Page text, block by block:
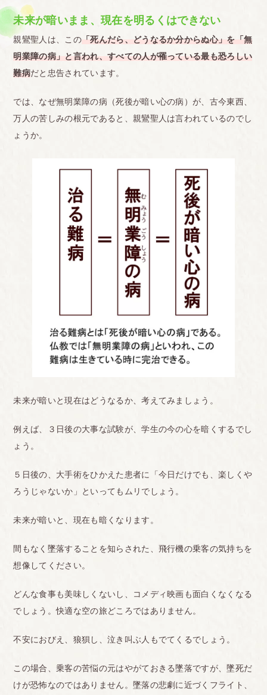
未来が暗いまま、現在を明るくはできない
親鸞聖人は、この「死んだら、どうなるか分からぬ心」を「無
明業障の病」と言われ、すべての人が罹っている最も恐ろしい
難病だと忠告されています。
では、なぜ無明業障の病（死後が暗い心の病）が、古今東西、
万人の苦しみの根元であると、親鸞聖人は言われているのでし
ょうか。
未来が暗いと現在はどうなるか、考えてみましょう。
例えば、３日後の大事な試験が、学生の今の心を暗くするでし
ょう。
５日後の、大手術をひかえた患者に「今日だけでも、楽しくや
ろうじゃないか」といってもムリでしょう。
未来が暗いと、現在も暗くなります。
間もなく墜落することを知らされた、飛行機の乗客の気持ちを
想像してください。
どんな食事も美味しくないし、コメディ映画も面白くなくなる
でしょう。快適な空の旅どころではありません。
不安におびえ、狼狽し、泣き叫ぶ人もでてくるでしょう。
この場合、乗客の苦悩の元はやがておきる墜落ですが、墜死だ
けが恐怖なのではありません。墜落の悲劇に近づくフライト、